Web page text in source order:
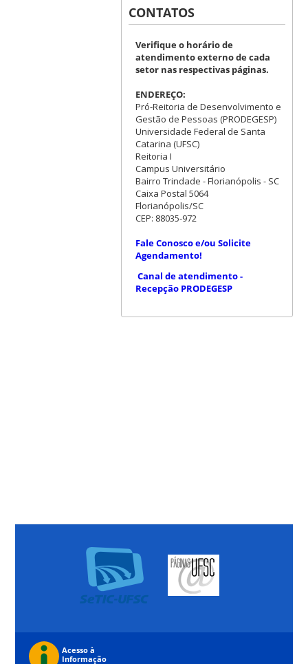
CONTATOS
Verifique o horário de
atendimento externo de cada
setor nas respectivas páginas.
ENDEREÇO:
Pró-Reitoria de Desenvolvimento e
Gestão de Pessoas (PRODEGESP)
Universidade Federal de Santa
Catarina (UFSC)
Reitoria I
Campus Universitário
Bairro Trindade - Florianópolis - SC
Caixa Postal 5064
Florianópolis/SC
CEP: 88035-972
Fale Conosco e/ou Solicite
Agendamento!
Canal de atendimento -
Recepção PRODEGESP